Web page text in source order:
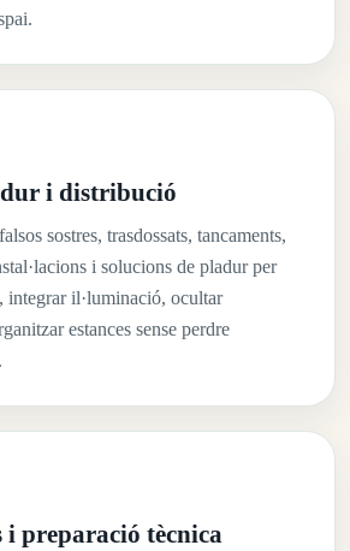
i distribució
sostres, trasdossats, tancaments,
i solucions de pladur per
integrar il·luminació, ocultar
estances sense perdre
i preparació tècnica